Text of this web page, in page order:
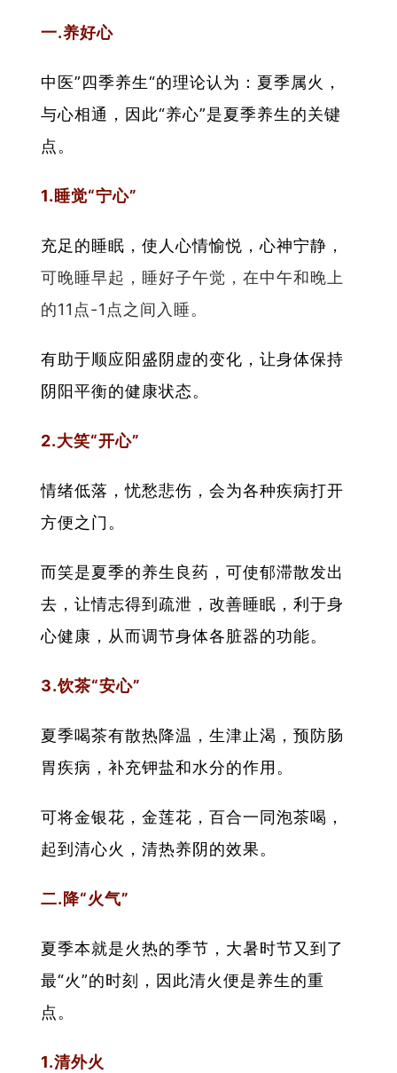
一.养好心
中医”四季养生“的理论认为：夏季属火，
与心相通，因此“养心”是夏季养生的关键
点。
1.睡觉“宁心”
充足的睡眠，使人心情愉悦，心神宁静，
可晚睡早起，睡好子午觉，在中午和晚上
的11点-1点之间入睡。
有助于顺应阳盛阴虚的变化，让身体保持
阴阳平衡的健康状态。
2.大笑“开心”
情绪低落，忧愁悲伤，会为各种疾病打开
方便之门。
而笑是夏季的养生良药，可使郁滞散发出
去，让情志得到疏泄，改善睡眠，利于身
心健康，从而调节身体各脏器的功能。
3.饮茶“安心”
夏季喝茶有散热降温，生津止渴，预防肠
胃疾病，补充钾盐和水分的作用。
可将金银花，金莲花，百合一同泡茶喝，
起到清心火，清热养阴的效果。
二.降“火气”
夏季本就是火热的季节，大暑时节又到了
最“火”的时刻，因此清火便是养生的重
点。
1.清外火